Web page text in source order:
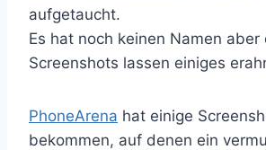
aufgetaucht.
Es hat noch keinen Namen aber
Screenshots lassen einiges
PhoneArena hat einige
bekommen, auf denen ein